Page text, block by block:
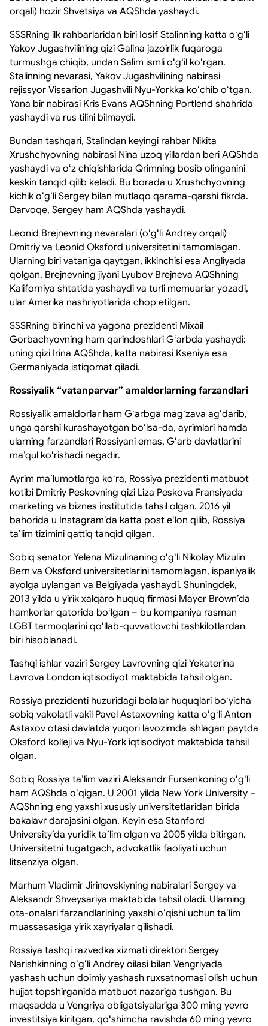
orqali) hozir Shvetsiya va AQShda yashaydi.
SSSRning ilk rahbarlaridan biri Iosif Stalinning katta oʻgʻli
Yakov Jugashvilining qizi Galina jazoirlik fuqaroga
turmushga chiqib, undan Salim ismli oʻgʻil koʻrgan.
Stalinning nevarasi, Yakov Jugashvilining nabirasi
rejissyor Vissarion Jugashvili Nyu-Yorkka koʻchib oʻtgan.
Yana bir nabirasi Kris Evans AQShning Portlend shahrida
yashaydi va rus tilini bilmaydi.
Bundan tashqari, Stalindan keyingi rahbar Nikita
Xrushchyovning nabirasi Nina uzoq yillardan beri AQShda
yashaydi va oʻz chiqishlarida Qrimning bosib olinganini
keskin tanqid qilib keladi. Bu borada u Xrushchyovning
kichik oʻgʻli Sergey bilan mutlaqo qarama-qarshi fikrda.
Darvoqe, Sergey ham AQShda yashaydi.
Leonid Brejnevning nevaralari (oʻgʻli Andrey orqali)
Dmitriy va Leonid Oksford universitetini tamomlagan.
Ularning biri vataniga qaytgan, ikkinchisi esa Angliyada
qolgan. Brejnevning jiyani Lyubov Brejneva AQShning
Kaliforniya shtatida yashaydi va turli memuarlar yozadi,
ular Amerika nashriyotlarida chop etilgan.
SSSRning birinchi va yagona prezidenti Mixail
Gorbachyovning ham qarindoshlari Gʻarbda yashaydi:
uning qizi Irina AQShda, katta nabirasi Kseniya esa
Germaniyada istiqomat qiladi.
Rossiyalik “vatanparvar” amaldorlarning farzandlari
Rossiyalik amaldorlar ham Gʻarbga magʻzava agʻdarib,
unga qarshi kurashayotgan boʻlsa-da, ayrimlari hamda
ularning farzandlari Rossiyani emas, Gʻarb davlatlarini
maʼqul koʻrishadi negadir.
Ayrim maʼlumotlarga koʻra, Rossiya prezidenti matbuot
kotibi Dmitriy Peskovning qizi Liza Peskova Fransiyada
marketing va biznes institutida tahsil olgan. 2016 yil
bahorida u Instagram’da katta post eʼlon qilib, Rossiya
taʼlim tizimini qattiq tanqid qilgan.
Sobiq senator Yelena Mizulinaning oʻgʻli Nikolay Mizulin
Bern va Oksford universitetlarini tamomlagan, ispaniyalik
ayolga uylangan va Belgiyada yashaydi. Shuningdek,
2013 yilda u yirik xalqaro huquq firmasi Mayer Brown’da
hamkorlar qatorida boʻlgan – bu kompaniya rasman
LGBT tarmoqlarini qoʻllab-quvvatlovchi tashkilotlardan
biri hisoblanadi.
Tashqi ishlar vaziri Sergey Lavrovning qizi Yekaterina
Lavrova London iqtisodiyot maktabida tahsil olgan.
Rossiya prezidenti huzuridagi bolalar huquqlari boʻyicha
sobiq vakolatli vakil Pavel Astaxovning katta oʻgʻli Anton
Astaxov otasi davlatda yuqori lavozimda ishlagan paytda
Oksford kolleji va Nyu-York iqtisodiyot maktabida tahsil
olgan.
Sobiq Rossiya taʼlim vaziri Aleksandr Fursenkoning oʻgʻli
ham AQShda oʻqigan. U 2001 yilda New York University –
AQShning eng yaxshi xususiy universitetlaridan birida
bakalavr darajasini olgan. Keyin esa Stanford
University’da yuridik taʼlim olgan va 2005 yilda bitirgan.
Universitetni tugatgach, advokatlik faoliyati uchun
litsenziya olgan.
Marhum Vladimir Jirinovskiyning nabiralari Sergey va
Aleksandr Shveysariya maktabida tahsil oladi. Ularning
ota-onalari farzandlarining yaxshi oʻqishi uchun taʼlim
muassasasiga yirik xayriyalar qilishadi.
Rossiya tashqi razvedka xizmati direktori Sergey
Narishkinning oʻgʻli Andrey oilasi bilan Vengriyada
yashash uchun doimiy yashash ruxsatnomasi olish uchun
hujjat topshirganida matbuot nazariga tushgan. Bu
maqsadda u Vengriya obligatsiyalariga 300 ming yevro
investitsiya kiritgan, qoʻshimcha ravishda 60 ming yevro